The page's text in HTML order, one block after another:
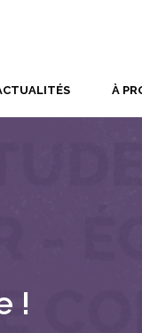
À
!